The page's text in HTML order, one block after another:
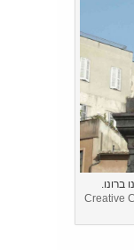
Creative